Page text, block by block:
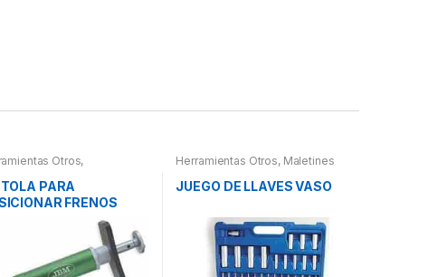
Otros,
PARA
FRENOS
Herramientas Otros, Maletines
Compresímetros, otros
JUEGO DE LLAVES VASO